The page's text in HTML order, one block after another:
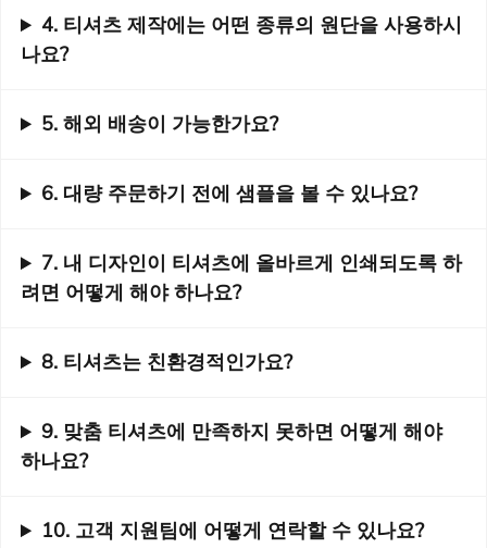
4. 티셔츠 제작에는 어떤 종류의 원단을 사용하시
나요?
5. 해외 배송이 가능한가요?
6. 대량 주문하기 전에 샘플을 볼 수 있나요?
7. 내 디자인이 티셔츠에 올바르게 인쇄되도록 하
려면 어떻게 해야 하나요?
8. 티셔츠는 친환경적인가요?
9. 맞춤 티셔츠에 만족하지 못하면 어떻게 해야
하나요?
10. 고객 지원팀에 어떻게 연락할 수 있나요?